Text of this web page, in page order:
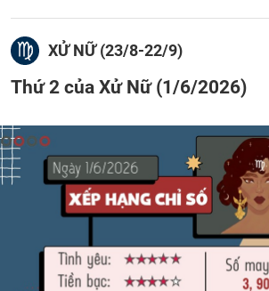
XỬ NỮ (23/8-22/9)
Thứ 2 của Xử Nữ (1/6/2026)